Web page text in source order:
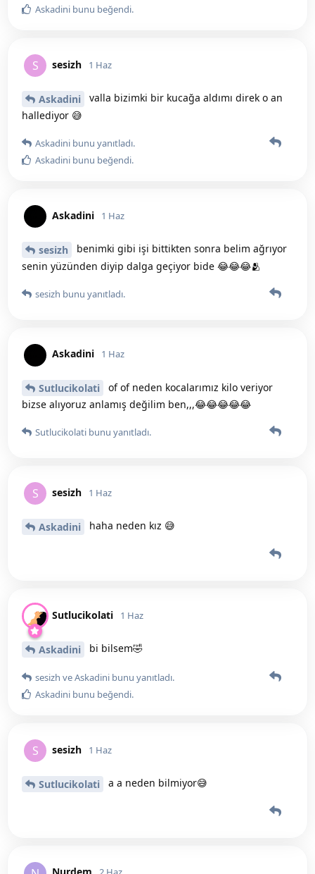
Askadini bunu beğendi.
S sesizh 1 Haz
Askadini
valla bizimki bir kucağa aldımı direk o an
hallediyor 😅
Askadini bunu yanıtladı.
Askadini bunu beğendi.
Askadini 1 Haz
sesizh
benimki gibi işi bittikten sonra belim ağrıyor
senin yüzünden diyip dalga geçiyor bide 😂😂😂🫂
sesizh bunu yanıtladı.
Askadini 1 Haz
Sutlucikolati
of of neden kocalarımız kilo veriyor
bizse alıyoruz anlamış değilim ben,,,😂😂😂😂😂
Sutlucikolati bunu yanıtladı.
S sesizh 1 Haz
Askadini haha neden kız 😅
Sutlucikolati 1 Haz
Askadini bi bilsem🤣
sesizh veAskadini bunu yanıtladı.
Askadini bunu beğendi.
S sesizh 1 Haz
Sutlucikolati a a neden bilmiyor😅